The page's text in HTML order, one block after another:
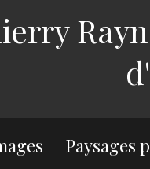
Paysages